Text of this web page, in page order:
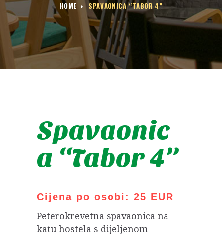
HOME SPAVAONICA “TABOR 4”
Spavaonic
a “Tabor 4”
Cijena po osobi: 25 EUR
Peterokrevetna spavaonica na
katu hostela s dijeljenom